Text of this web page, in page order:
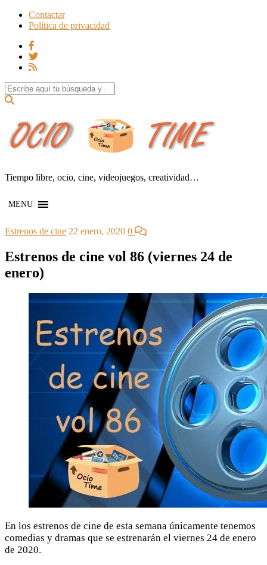
Contactar
Política de privacidad
Search for:
Tiempo libre, ocio, cine, videojuegos, creatividad…
MENU
Estrenos de cine 22 enero, 2020 0
Estrenos de cine vol 86 (viernes 24 de
enero)
En los estrenos de cine de esta semana únicamente tenemos
comedias y dramas que se estrenarán el viernes 24 de enero
de 2020.